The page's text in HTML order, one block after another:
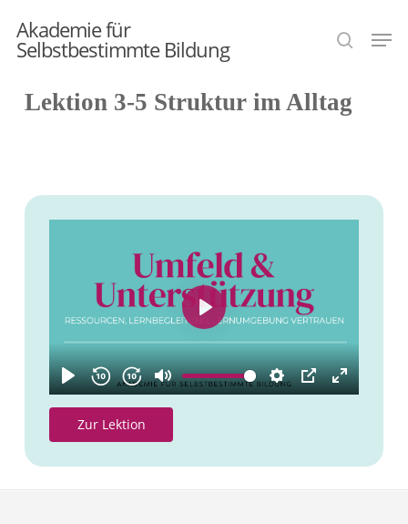
content
Akademie für
Selbstbestimmte Bildung search
Lektion 3-5 Struktur im Alltag
Zur Lektion